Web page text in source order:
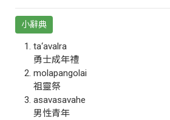
小辭典
ta‘avalra
勇士成年禮
molapangolai
祖靈祭
asavasavahe
男性青年